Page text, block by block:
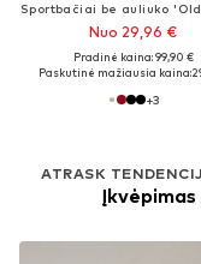
Sportbačiai be auliuko
Nuo 29,96 €
Pradinė kaina: 99,90 €
Paskutinė mažiausia kaina:
+3
ATRASK